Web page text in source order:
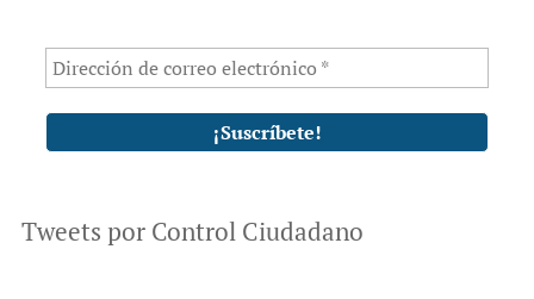
Tweets por Control Ciudadano